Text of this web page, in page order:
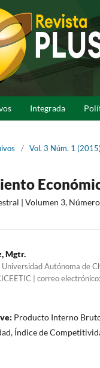
Integrada
/ Vol. 3 Núm. 1
| Volumen 3,
Mgtr.
Autónoma de
| correo
Producto Interno
Índice de